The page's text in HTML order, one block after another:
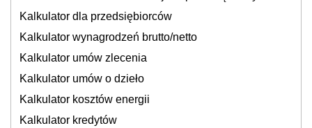
Kalkulator dla przedsiębiorców
Kalkulator wynagrodzeń brutto/netto
Kalkulator umów zlecenia
Kalkulator umów o dzieło
Kalkulator kosztów energii
Kalkulator kredytów